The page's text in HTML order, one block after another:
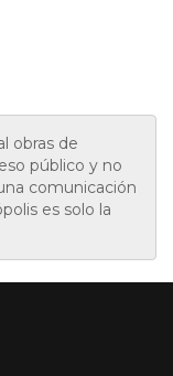
obras de
público y no
comunicación
es solo la